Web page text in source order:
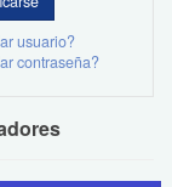
usuario?
contraseña?